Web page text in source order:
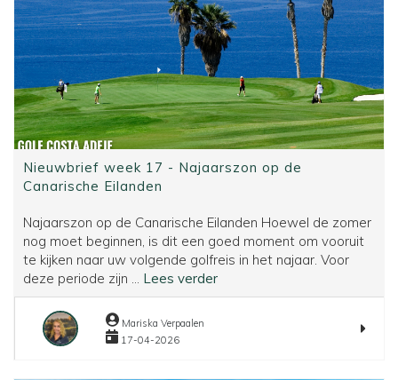
Nieuwbrief week 17 - Najaarszon op de
Canarische Eilanden
Najaarszon op de Canarische Eilanden Hoewel de zomer
nog moet beginnen, is dit een goed moment om vooruit
te kijken naar uw volgende golfreis in het najaar. Voor
deze periode zijn ... Lees verderNieuwbrief
week
Mariska Verpaalen
17-04-2026